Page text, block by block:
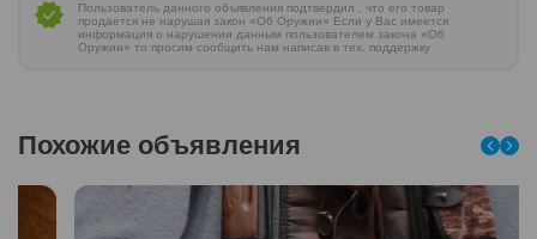
Пользователь данного объявления подтвердил , что его товар
продается не нарушая закон «Об Оружии» Если у Вас имеется
информация о нарушении данным пользователем закона «Об
Оружии» то просим сообщить нам написав в тех. поддержку
Похожие объявления